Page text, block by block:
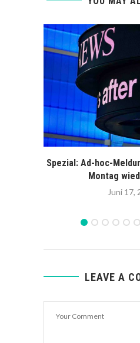
Spezial: Ad-hoc-
Montag
Juni 17,
LEAVE A